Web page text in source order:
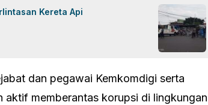
Kereta Api
dan pegawai Kemkomdigi serta
aktif memberantas korupsi di lingkungan